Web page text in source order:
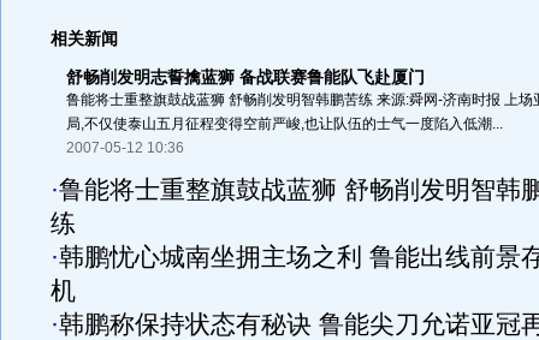
相关新闻
舒畅削发明志誓擒蓝狮 备战联赛鲁能队飞赴厦门
鲁能将士重整旗鼓战蓝狮 舒畅削发明智韩鹏苦练 来源:舜网-济南时报 上场
局,不仅使泰山五月征程变得空前严峻,也让队伍的士气一度陷入低潮...
2007-05-12 10:36
·鲁能将士重整旗鼓战蓝狮 舒畅削发明智韩
练
·韩鹏忧心城南坐拥主场之利 鲁能出线前景
机
·韩鹏称保持状态有秘诀 鲁能尖刀允诺亚冠